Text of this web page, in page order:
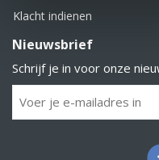
Klacht indienen
Nieuwsbrief
Schrijf je in voor onze